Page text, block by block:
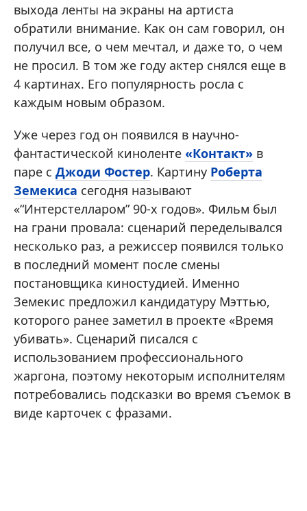
выхода ленты на экраны на артиста
обратили внимание. Как он сам говорил, он
получил все, о чем мечтал, и даже то, о чем
не просил. В том же году актер снялся еще в
4 картинах. Его популярность росла с
каждым новым образом.
Уже через год он появился в научно-
фантастической киноленте «Контакт» в
паре с Джоди Фостер. Картину Роберта
Земекиса сегодня называют
«“Интерстелларом” 90-х годов». Фильм был
на грани провала: сценарий переделывался
несколько раз, а режиссер появился только
в последний момент после смены
постановщика киностудией. Именно
Земекис предложил кандидатуру Мэттью,
которого ранее заметил в проекте «Время
убивать». Сценарий писался с
использованием профессионального
жаргона, поэтому некоторым исполнителям
потребовались подсказки во время съемок в
виде карточек с фразами.